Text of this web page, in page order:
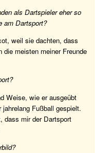
als Dartspieler eher so
am Dartsport?
weil sie dachten, dass
meisten meiner Freunde
Weise, wie er ausgeübt
Fußball gespielt.
dass mir der Dartsport